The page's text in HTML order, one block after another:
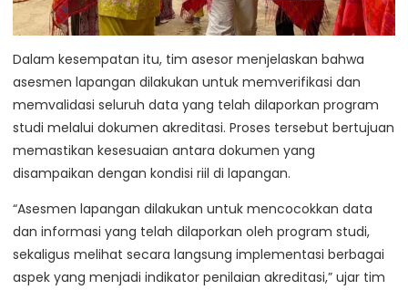
Dalam kesempatan itu, tim asesor menjelaskan bahwa
asesmen lapangan dilakukan untuk memverifikasi dan
memvalidasi seluruh data yang telah dilaporkan program
studi melalui dokumen akreditasi. Proses tersebut bertujuan
memastikan kesesuaian antara dokumen yang
disampaikan dengan kondisi riil di lapangan.
“Asesmen lapangan dilakukan untuk mencocokkan data
dan informasi yang telah dilaporkan oleh program studi,
sekaligus melihat secara langsung implementasi berbagai
aspek yang menjadi indikator penilaian akreditasi,” ujar tim